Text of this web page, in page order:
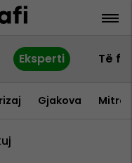
Eksperti Të
Gjakova